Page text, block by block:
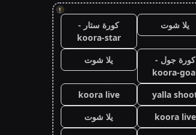
!
يلا شوت
كورة ستار -
koora-star
كورة جول -
koora-
يلا شوت
yalla
koora live
koora live
يلا شوت